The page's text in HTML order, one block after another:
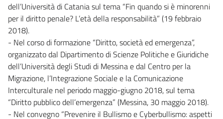
dell’Università di Catania sul tema “Fin quando si è minorenni
per il diritto penale? L’età della responsabilità” (19 febbraio
2018).
- Nel corso di formazione “Diritto, società ed emergenza”,
organizzato dal Dipartimento di Scienze Politiche e Giuridiche
dell’Università degli Studi di Messina e dal Centro per la
Migrazione, l’Integrazione Sociale e la Comunicazione
Interculturale nel periodo maggio-giugno 2018, sul tema
“Diritto pubblico dell’emergenza” (Messina, 30 maggio 2018).
- Nel convegno “Prevenire il Bullismo e Cyberbullismo: aspetti